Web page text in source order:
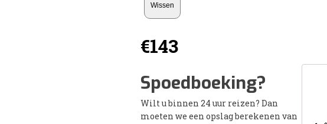
Wissen
€143
Spoedboeking?
Wilt u binnen 24 uur reizen? Dan
moeten we een opslag berekenen van